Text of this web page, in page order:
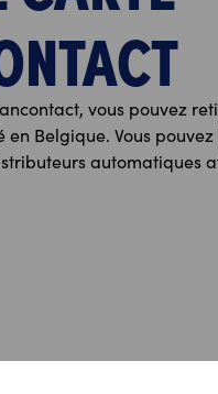
vous pouvez
en Belgique. Vous
automatiques